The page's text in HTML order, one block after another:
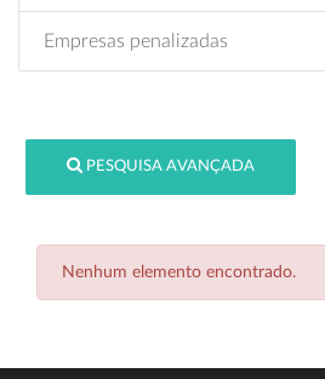
Empresas penalizadas
PESQUISA AVANÇADA
Nenhum elemento encontrado.